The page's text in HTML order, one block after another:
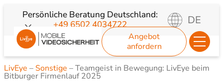
Inhalt
springen
Persönliche Beratung Deutschland:
+49 6502 4034722
DE
Angebot
anfordern
LivEye – Sonstige –Teamgeist in Bewegung: LivEye beim
Bitburger Firmenlauf 2025